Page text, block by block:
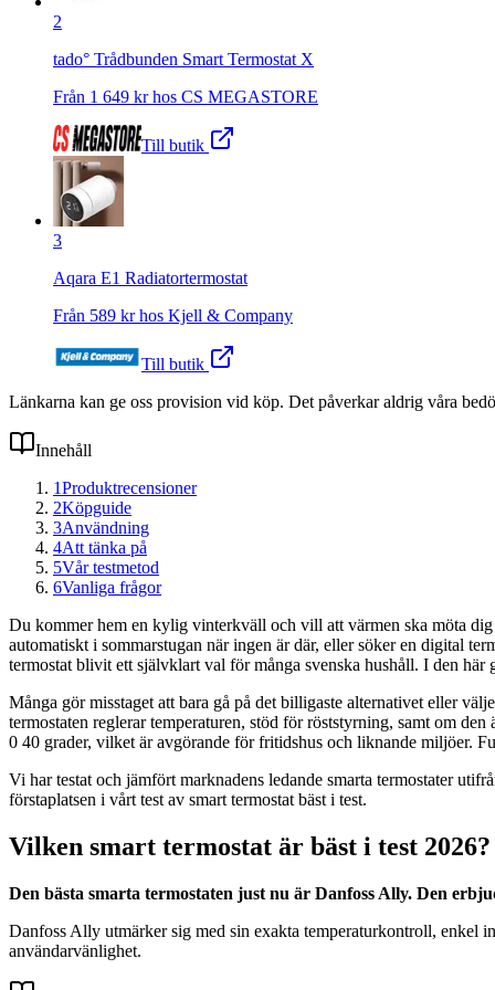
2
tado° Trådbunden Smart Termostat X
Från 1 649 kr hos CS MEGASTORE
Till butik
3
Aqara E1 Radiatortermostat
Från 589 kr hos Kjell & Company
Till butik
Länkarna kan ge oss provision vid köp. Det påverkar aldrig våra
Innehåll
1Produktrecensioner
2Köpguide
3Användning
4Att tänka på
5Vår testmetod
6Vanliga frågor
Du kommer hem en kylig vinterkväll och vill att värmen ska möta
automatiskt i sommarstugan när ingen är där, eller söker en digital
termostat blivit ett självklart val för många svenska hushåll. I den
Många gör misstaget att bara gå på det billigaste alternativet eller
termostaten reglerar temperaturen, stöd för röststyrning, samt om
0 40 grader, vilket är avgörande för fritidshus och liknande miljöer.
Vi har testat och jämfört marknadens ledande smarta termostater
förstaplatsen i vårt test av smart termostat bäst i test.
Vilken smart termostat är bäst i test 2026?
Den bästa smarta termostaten just nu är Danfoss Ally. Den
Danfoss Ally utmärker sig med sin exakta temperaturkontroll, enkel
användarvänlighet.